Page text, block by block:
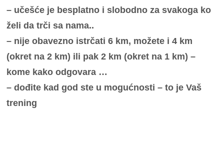
– učešće je besplatno i slobodno za svakoga ko
želi da trči sa nama..
– nije obavezno istrčati 6 km, možete i 4 km
(okret na 2 km) ili pak 2 km (okret na 1 km) –
kome kako odgovara …
– dođite kad god ste u mogućnosti – to je Vaš
trening